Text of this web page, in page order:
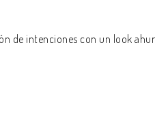
de intenciones con un look